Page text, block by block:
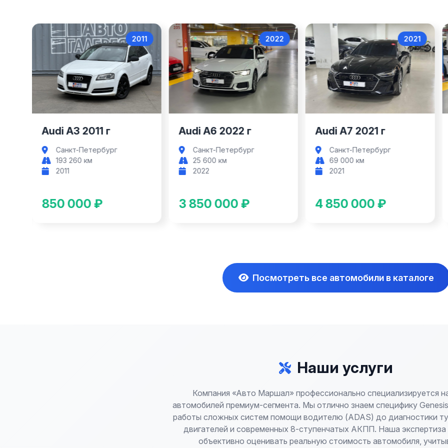
Audi A3
2011
Audi A3 2011 г
Санкт-Петербург
193 260 км
2011
850 000 ₽
Audi A6
2022
Audi A6 2022 г
Санкт-Петербург
25 600 км
2022
3 850 000 ₽
Audi A7
2021
Audi A7 2021 г
Санкт-Петербург
69 000 км
2021
4 850 000 ₽
Посмотреть все автомобили в каталоге
Наши услуги
Компания «Авто Маршал» профессионально специализируется
автомобилей премиум-сегмента. Мы отлично знаем специфику
работы сложных систем помощи водителю (ADAS) до диагностики
двигателей и современных 8-ступенчатых АКПП. Наша экспертиза
объективно оценивать реальную стоимость автомобиля,